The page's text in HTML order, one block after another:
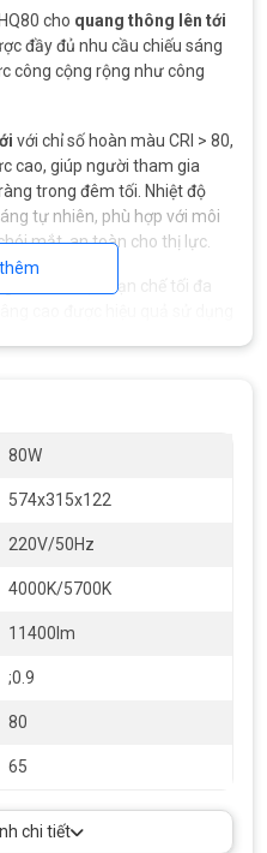
cho quang thông lên tới
đầy đủ nhu cầu chiếu sáng
công cộng rộng như công
với chỉ số hoàn màu CRI > 80,
cao, giúp người tham gia
trong đêm tối. Nhiệt độ
tự nhiên, phù hợp với môi
mắt, an toàn cho thị lực.
đều bề mặt, hạn chế tối đa
vệ IP66, đảm bảo
80W
574x315x122
220V/50Hz
4000K/5700K
11400lm
;0.9
80
65
chi tiết